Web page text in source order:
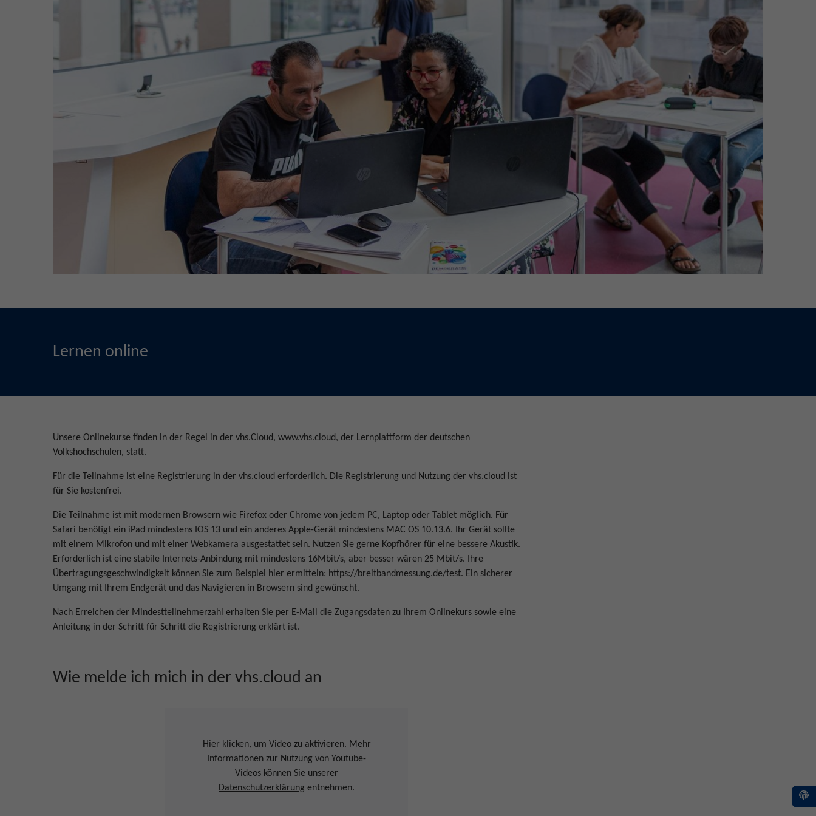
Lernen online
Unsere Onlinekurse finden in der Regel in der vhs.Cloud, www.vhs.cloud, der Lernplattform der deutschen
Volkshochschulen, statt.
Für die Teilnahme ist eine Registrierung in der vhs.cloud erforderlich. Die Registrierung und Nutzung der vhs.cloud ist
für Sie kostenfrei.
Die Teilnahme ist mit modernen Browsern wie Firefox oder Chrome von jedem PC, Laptop oder Tablet möglich. Für
Safari benötigt ein iPad mindestens IOS 13 und ein anderes Apple-Gerät mindestens MAC OS 10.13.6. Ihr Gerät sollte
mit einem Mikrofon und mit einer Webkamera ausgestattet sein. Nutzen Sie gerne Kopfhörer für eine bessere Akustik.
Erforderlich ist eine stabile Internets-Anbindung mit mindestens 16Mbit/s, aber besser wären 25 Mbit/s. Ihre
Übertragungsgeschwindigkeit können Sie zum Beispiel hier ermitteln: https://breitbandmessung.de/test. Ein sicherer
Umgang mit Ihrem Endgerät und das Navigieren in Browsern sind gewünscht.
Nach Erreichen der Mindestteilnehmerzahl erhalten Sie per E-Mail die Zugangsdaten zu Ihrem Onlinekurs sowie eine
Anleitung in der Schritt für Schritt die Registrierung erklärt ist.
Wie melde ich mich in der vhs.cloud an
Hier klicken, um Video zu aktivieren. Mehr
Informationen zur Nutzung von Youtube-
Videos können Sie unserer
Datenschutzerklärung entnehmen.